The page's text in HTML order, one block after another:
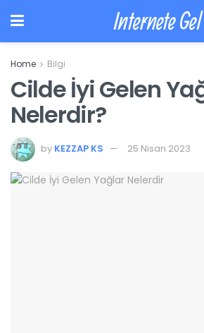
Internete Gel
Home Bilgi
Cilde İyi Gelen
Nelerdir?
by KEZZAP KS 25 Nisan 2023